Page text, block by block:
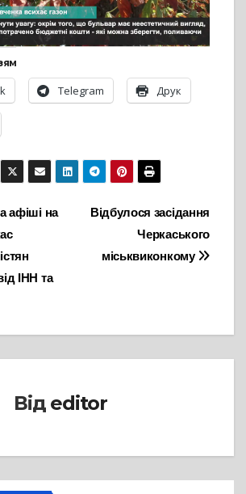
Telegram Друк
Відбулося засідання
Черкаського
міськвиконкому
афіші на
ІНН та
Від editor